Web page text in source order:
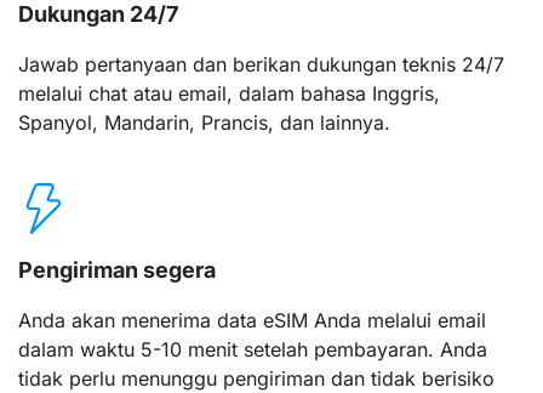
Dukungan 24/7
Jawab pertanyaan dan berikan dukungan teknis 24/7
melalui chat atau email, dalam bahasa Inggris,
Spanyol, Mandarin, Prancis, dan lainnya.
Pengiriman segera
Anda akan menerima data eSIM Anda melalui email
dalam waktu 5-10 menit setelah pembayaran. Anda
tidak perlu menunggu pengiriman dan tidak berisiko